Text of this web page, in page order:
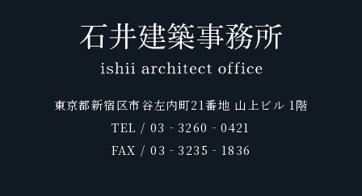
東京都新宿区市谷左内町21番地 山上ビル 1階
TEL / 03‐3260‐0421
FAX / 03‐3235‐1836